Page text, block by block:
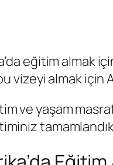
eğitim almak
vizeyi almak için
ve yaşam